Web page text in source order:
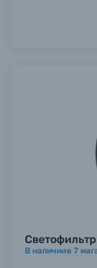
В наличиив 7